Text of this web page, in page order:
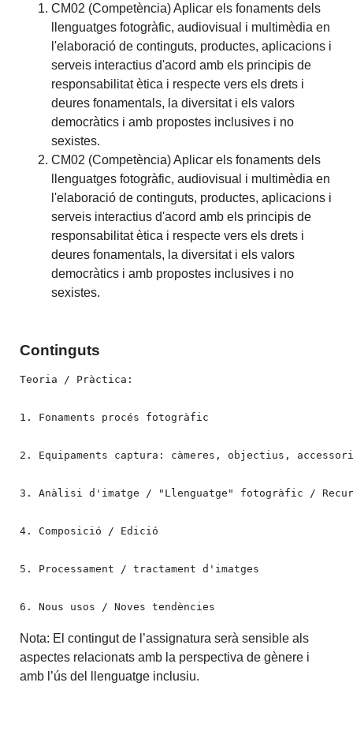
CM02 (Competència) Aplicar els fonaments dels
llenguatges fotogràfic, audiovisual i multimèdia en
l'elaboració de continguts, productes, aplicacions i
serveis interactius d'acord amb els principis de
responsabilitat ètica i respecte vers els drets i
deures fonamentals, la diversitat i els valors
democràtics i amb propostes inclusives i no
sexistes.
CM02 (Competència) Aplicar els fonaments dels
llenguatges fotogràfic, audiovisual i multimèdia en
l'elaboració de continguts, productes, aplicacions i
serveis interactius d'acord amb els principis de
responsabilitat ètica i respecte vers els drets i
deures fonamentals, la diversitat i els valors
democràtics i amb propostes inclusives i no
sexistes.
Continguts
Teoria / Pràctica:
1. Fonaments procés fotogràfic
2. Equipaments captura: càmeres, objectius,
3. Anàlisi d'imatge / "Llenguatge" fotogràfic /
4. Composició / Edició
5. Processament / tractament d'imatges
6. Nous usos / Noves tendències
Nota: El contingut de l’assignatura serà sensible als
aspectes relacionats amb la perspectiva de gènere i
amb l’ús del llenguatge inclusiu.